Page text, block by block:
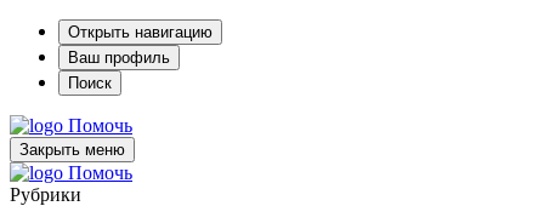
Открыть навигацию
Ваш профиль
Поиск
Помочь
Закрыть меню
Помочь
Рубрики